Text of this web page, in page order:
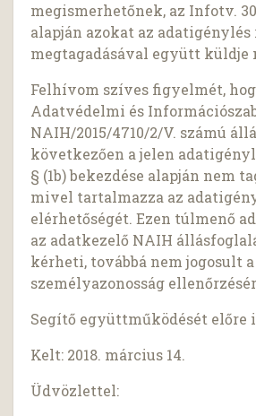
megismerhetőnek, az Infotv.
alapján azokat az adatigénylés
megtagadásával együtt küldje
Felhívom szíves figyelmét,
Adatvédelmi és
NAIH/2015/4710/2/V. számú
következően a jelen
§ (1b) bekezdése alapján nem
mivel tartalmazza az
elérhetőségét. Ezen túlmenő
az adatkezelő NAIH
kérheti, továbbá nem jogosult a
személyazonosság
Segítő együttműködését előre
Kelt: 2018. március 14.
Üdvözlettel: